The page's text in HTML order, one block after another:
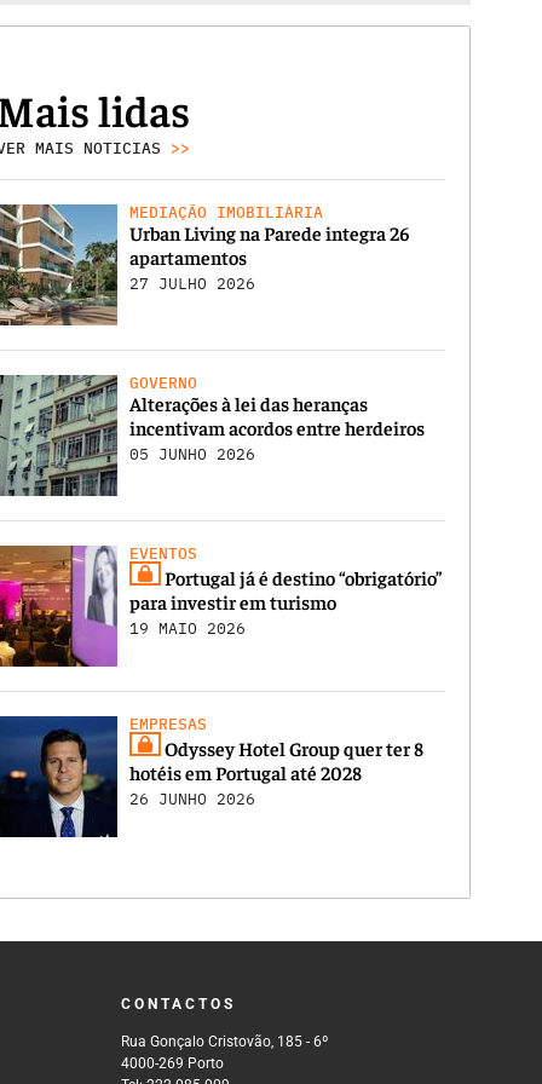
lidas
MAIS NOTICIAS >>
MEDIAÇÃO IMOBILIÁRIA
Urban Living na Parede integra 26
apartamentos
27 JULHO 2026
GOVERNO
Alterações à lei das heranças
incentivam acordos entre herdeiros
05 JUNHO 2026
EVENTOS
Portugal já é destino “obrigatório”
para investir em turismo
19 MAIO 2026
EMPRESAS
Odyssey Hotel Group quer ter 8
hotéis em Portugal até 2028
26 JUNHO 2026
CONTACTOS
Rua Gonçalo Cristovão, 185 - 6º
4000-269 Porto